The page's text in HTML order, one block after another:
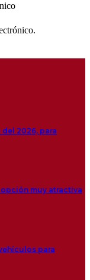
2026, para
muy atractiva
para